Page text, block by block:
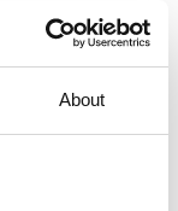
About